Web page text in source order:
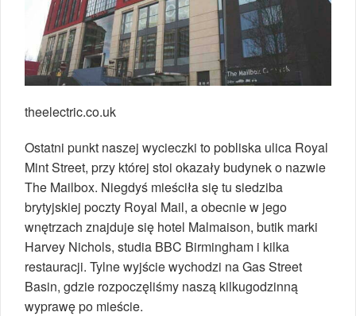
theelectric.co.uk
Ostatni punkt naszej wycieczki to pobliska ulica Royal
Mint Street, przy której stoi okazały budynek o nazwie
The Mailbox. Niegdyś mieściła się tu siedziba
brytyjskiej poczty Royal Mail, a obecnie w jego
wnętrzach znajduje się hotel Malmaison, butik marki
Harvey Nichols, studia BBC Birmingham i kilka
restauracji. Tylne wyjście wychodzi na Gas Street
Basin, gdzie rozpoczęliśmy naszą kilkugodzinną
wyprawę po mieście.